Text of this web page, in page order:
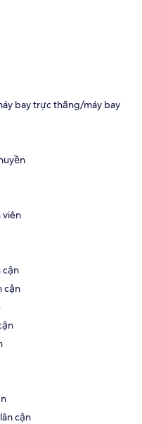
bay trực thăng/máy bay
viên
cận
cận
cận